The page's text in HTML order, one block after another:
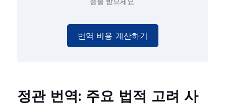
번역 비용 계산하기
정관 번역: 주요 법적 고려 사